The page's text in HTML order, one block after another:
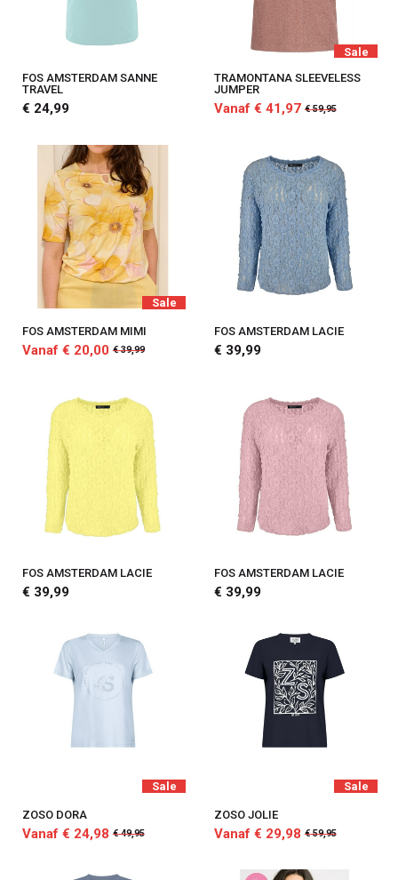
FOS AMSTERDAM SANNE
TRAVEL
€ 24,99
Sale
TRAMONTANA SLEEVELESS
JUMPER
Vanaf € 41,97 € 59,95
Sale
FOS AMSTERDAM MIMI
Vanaf € 20,00 € 39,99
FOS AMSTERDAM LACIE
€ 39,99
FOS AMSTERDAM LACIE
€ 39,99
FOS AMSTERDAM LACIE
€ 39,99
Sale
ZOSO DORA
Vanaf € 24,98 € 49,95
Sale
ZOSO JOLIE
Vanaf € 29,98 € 59,95